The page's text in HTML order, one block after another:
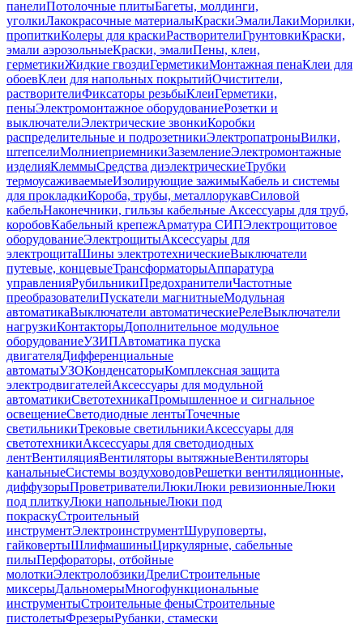
панелиПотолочные плитыБагеты, молдинги,
уголкиЛакокрасочные материалыКраскиЭмалиЛакиМорилки,
пропиткиКолеры для краскиРастворителиГрунтовкиКраски,
эмали аэрозольныеКраски, эмалиПены, клеи,
герметикиЖидкие гвоздиГерметикиМонтажная пенаКлеи для
обоевКлеи для напольных покрытийОчистители,
растворителиФиксаторы резьбыКлеиГерметики,
пеныЭлектромонтажное оборудованиеРозетки и
выключателиЭлектрические звонкиКоробки
распределительные и подрозетникиЭлектропатроныВилки,
штепселиМолниеприемникиЗаземлениеЭлектромонтажные
изделияКлеммыСредства диэлектрическиеТрубки
термоусаживаемыеИзолирующие зажимыКабель и системы
для прокладкиКороба, трубы, металлорукавСиловой
кабельНаконечники, гильзы кабельные Аксессуары для труб,
коробовКабельный крепежАрматура СИПЭлектрощитовое
оборудованиеЭлектрощитыАксессуары для
электрощитаШины электротехническиеВыключатели
путевые, концевыеТрансформаторыАппаратура
управленияРубильникиПредохранителиЧастотные
преобразователиПускатели магнитныеМодульная
автоматикаВыключатели автоматическиеРелеВыключатели
нагрузкиКонтакторыДополнительное модульное
оборудованиеУЗИПАвтоматика пуска
двигателяДифференциальные
автоматыУЗОКонденсаторыКомплексная защита
электродвигателейАксессуары для модульной
автоматикиСветотехникаПромышленное и сигнальное
освещениеСветодиодные лентыТочечные
светильникиТрековые светильникиАксессуары для
светотехникиАксессуары для светодиодных
лентВентиляцияВентиляторы вытяжныеВентиляторы
канальныеСистемы воздуховодовРешетки вентиляционные,
диффузорыПроветривателиЛюкиЛюки ревизионныеЛюки
под плиткуЛюки напольныеЛюки под
покраскуСтроительный
инструментЭлектроинструментШуруповерты,
гайковертыШлифмашиныЦиркулярные, сабельные
пилыПерфораторы, отбойные
молоткиЭлектролобзикиДрелиСтроительные
миксерыДальномерыМногофункциональные
инструментыСтроительные феныСтроительные
пистолетыФрезерыРубанки, стамески